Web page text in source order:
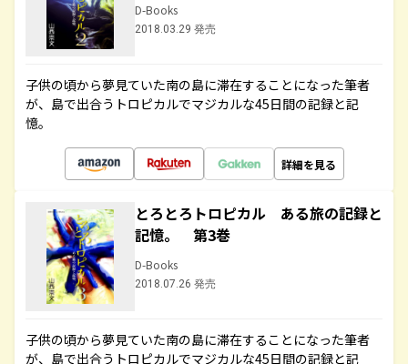
D-Books
2018.03.29 発売
子供の頃から夢見ていた南の島に滞在することになった筆者
が、島で出合うトロピカルでマジカルな45日間の記録と記
憶。
詳細を見る
とろとろトロピカル ある旅の記録と
記憶。 第3巻
D-Books
2018.07.26 発売
子供の頃から夢見ていた南の島に滞在することになった筆者
が、島で出合うトロピカルでマジカルな45日間の記録と記